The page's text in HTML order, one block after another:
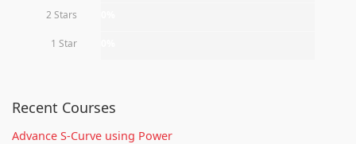
2 Stars
1 Star
Recent Courses
Advance S-Curve using Power